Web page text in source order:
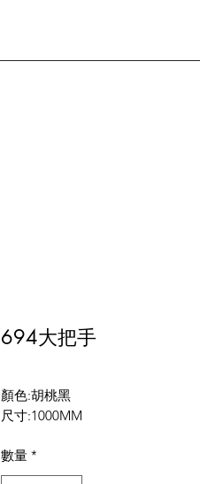
694大把手
顏色:胡桃黑
尺寸:1000MM
數量 *